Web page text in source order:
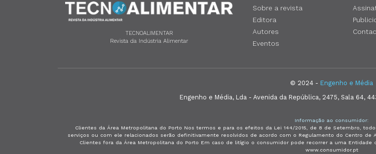
TECNOALIMENTAR
Revista da Indústria Alimentar
Sobre a revista
Editora
Autores
Eventos
© 2024 - Engenho e Média
Engenho e Média, Lda - Avenida da República, 2475, Sala 64,
Informação ao consumidor:
Clientes da Área Metropolitana do Porto Nos termos e para os efeitos da Lei 144/2015, de 8 de Setembro,
serviços ou com ele relacionados serão definitivamente resolvidos de acordo com o Regulamento do Centro
Clientes fora da Área Metropolitana do Porto Em caso de litígio o consumidor pode recorrer a uma
www.consumidor.pt